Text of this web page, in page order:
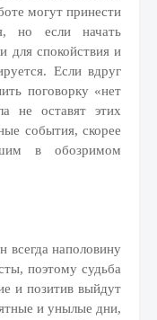
могут принести
но если начать
для спокойствия и
Если вдруг
поговорку «нет
не оставят этих
события, скорее
в обозримом
наполовину
поэтому судьба
и позитив выйдут
и унылые дни,